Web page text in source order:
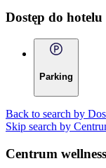
Dostęp do hotelu
Parking
Back to search by
Skip search by
Centrum wellness